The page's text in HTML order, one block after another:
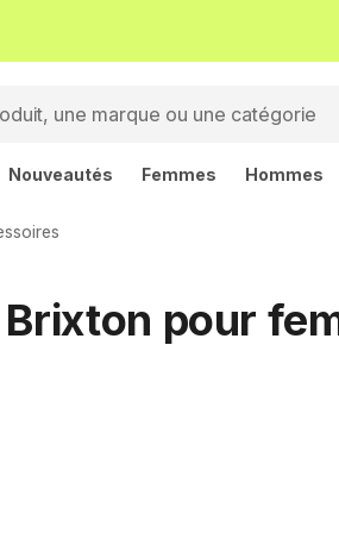
Nouveautés Femmes Hommes
pour